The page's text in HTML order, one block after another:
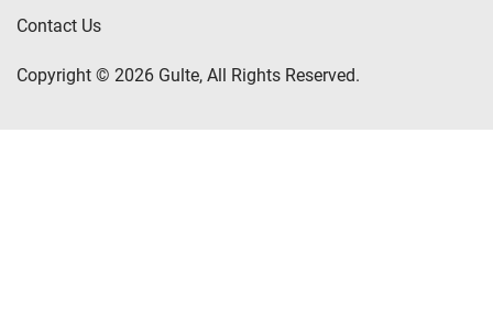
Contact Us
Copyright © 2026 Gulte, All Rights Reserved.